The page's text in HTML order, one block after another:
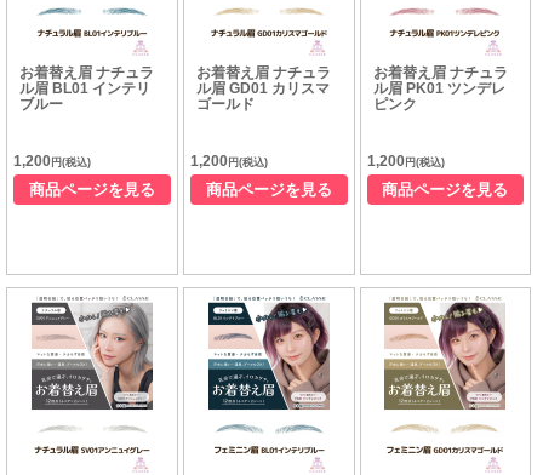
お着替え眉 ナチュラ
ル眉 BL01 インテリ
ブルー
1,200 円(税込)
商品ページを見る
お着替え眉 ナチュラ
ル眉 GD01 カリスマ
ゴールド
1,200円(税込)
商品ページを見る
お着替え眉 ナチュラ
ル眉 PK01 ツンデレ
ピンク
1,200円(税込)
商品ページを見る